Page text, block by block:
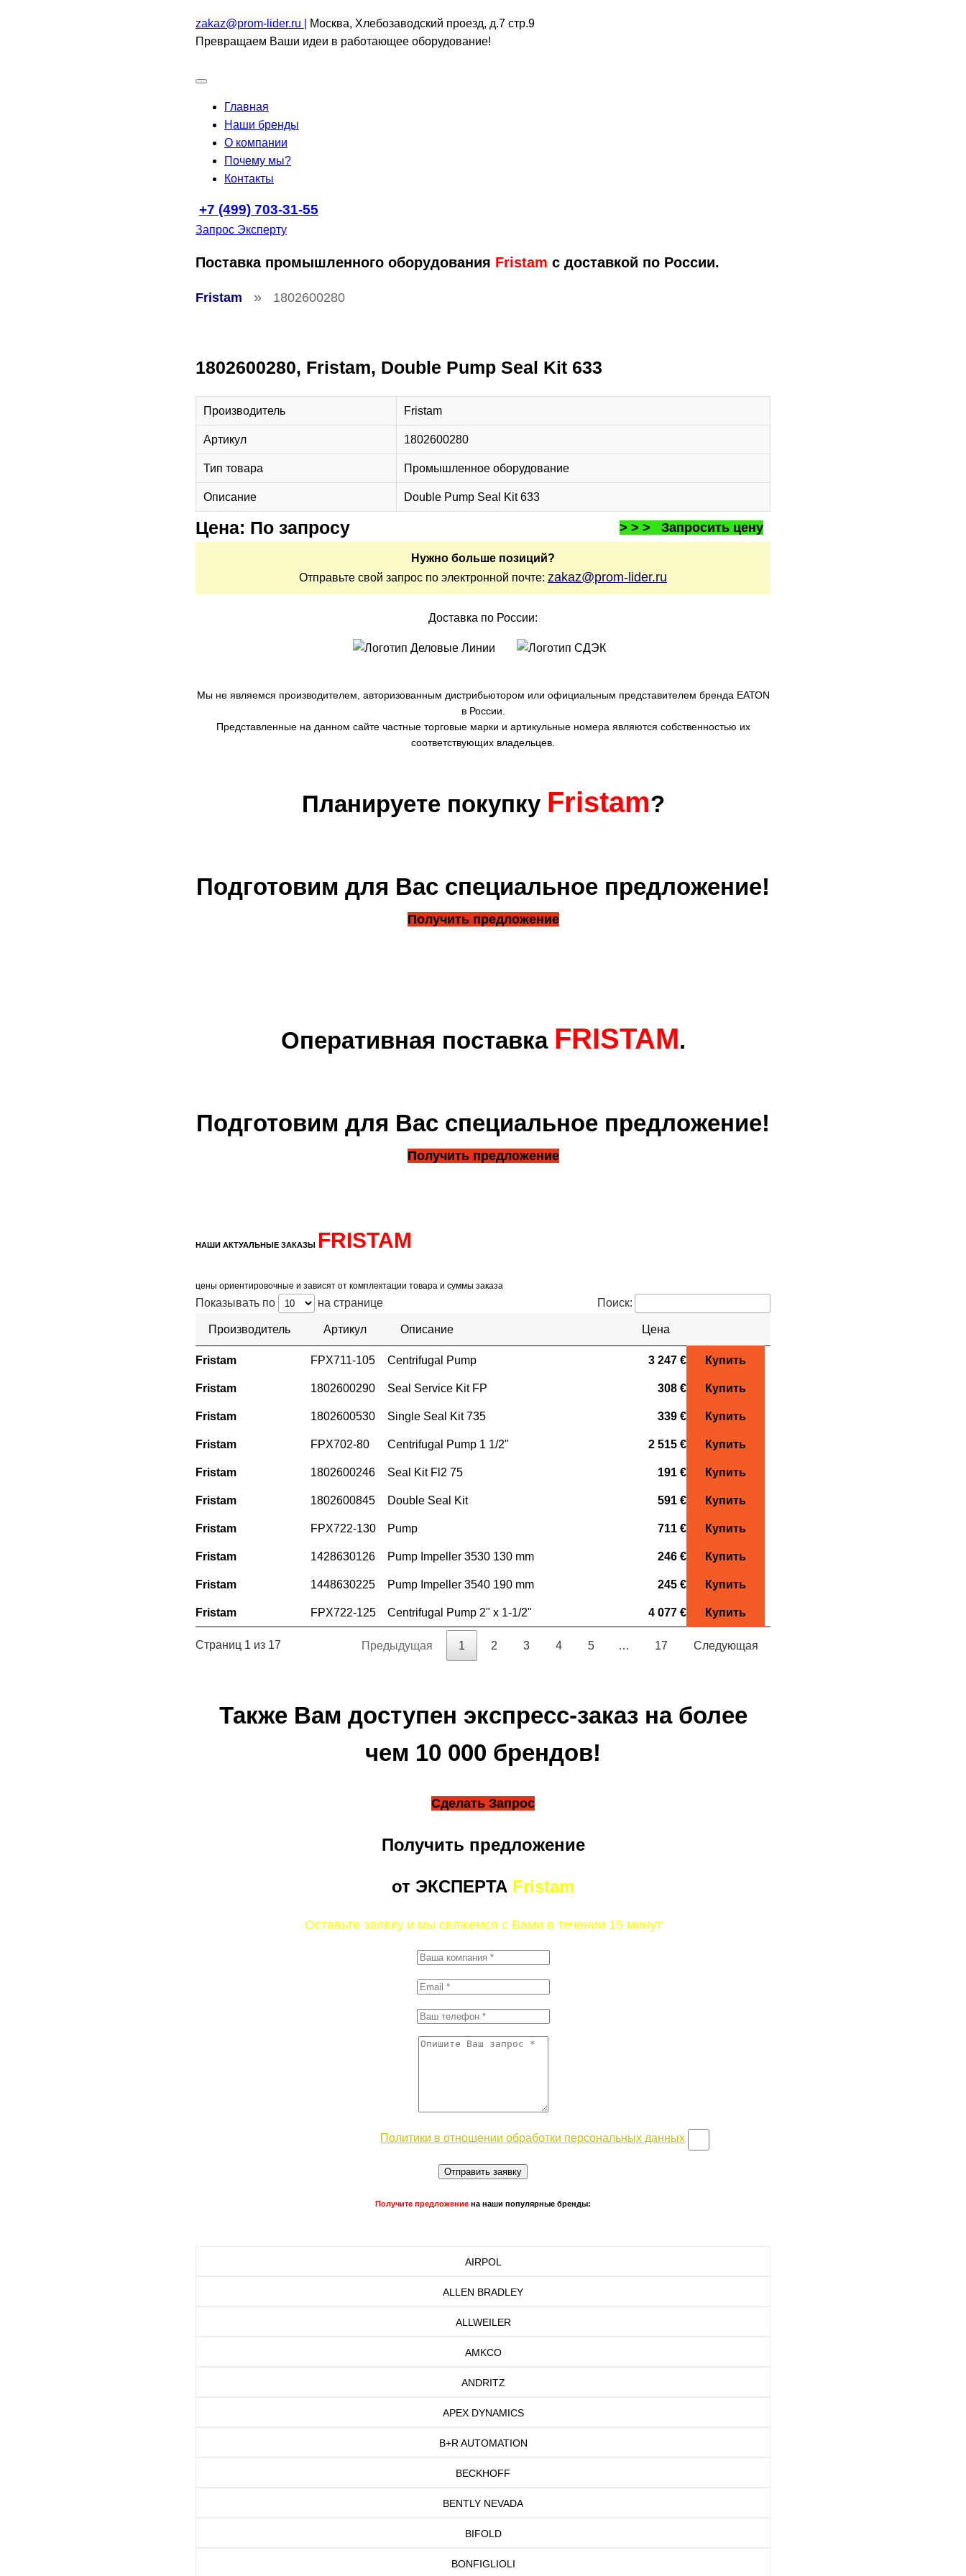
zakaz@prom-lider.ru |
Москва, Хлебозаводский проезд, д.7 стр.9
Превращаем Ваши идеи в работающее оборудование!
Главная
Наши бренды
О компании
Почему мы?
Контакты
+7 (499) 703-31-55
Запрос Эксперту
Поставка промышленного оборудования Fristam с доставкой по России.
Fristam » 1802600280
1802600280, Fristam, Double Pump Seal Kit 633
Производитель Fristam
Артикул 1802600280
Тип товара Промышленное оборудование
Описание Double Pump Seal Kit 633
Цена: По запросу > > > Запросить цену
Нужно больше позиций?
Отправьте свой запрос по электронной почте: zakaz@prom-lider.ru
Доставка по России:
Мы не являемся производителем, авторизованным дистрибьютором или официальным представителем бренда ЕАТОN
в России.
Представленные на данном сайте частные торговые марки и артикульные номера являются собственностью их
соответствующих владельцев.
Планируете покупку Fristam?
Подготовим для Вас специальное предложение!
Получить предложение
Оперативная поставка FRISTAM.
Подготовим для Вас специальное предложение!
Получить предложение
НАШИ АКТУАЛЬНЫЕ ЗАКАЗЫ FRISTAM
цены ориентировочные и зависят от комплектации товара и суммы заказа
Показывать по на странице Поиск:
Производитель Артикул Описание Цена
Fristam FPX711-105 Centrifugal Pump 3 247 € Купить
Fristam 1802600290 Seal Service Kit FP 308 € Купить
Fristam 1802600530 Single Seal Kit 735 339 € Купить
Fristam FPX702-80 Centrifugal Pump 1 1/2" 2 515 € Купить
Fristam 1802600246 Seal Kit Fl2 75 191 € Купить
Fristam 1802600845 Double Seal Kit 591 € Купить
Fristam FPX722-130 Pump 711 € Купить
Fristam 1428630126 Pump Impeller 3530 130 mm 246 € Купить
Fristam 1448630225 Pump Impeller 3540 190 mm 245 € Купить
Fristam FPX722-125 Centrifugal Pump 2" x 1-1/2" 4 077 € Купить
Страниц 1 из 17 Предыдущая 1 2 3 4 5 … 17 Следующая
Также Вам доступен экспресс-заказ на более
чем 10 000 брендов!
Сделать Запрос
Получить предложение
от ЭКСПЕРТА Fristam
Оставьте заявку и мы свяжемся с Вами в течении 15 минут
Политики в отношении обработки персональных данных
Отправить заявку
Получите предложение на наши популярные бренды:
AIRPOL
ALLEN BRADLEY
ALLWEILER
AMKCO
ANDRITZ
APEX DYNAMICS
B+R AUTOMATION
BECKHOFF
BENTLY NEVADA
BIFOLD
BONFIGLIOLI